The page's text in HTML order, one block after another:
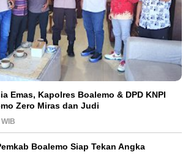
Emas, Kapolres Boalemo & DPD KNPI
Zero Miras dan Judi
Boalemo Siap Tekan Angka